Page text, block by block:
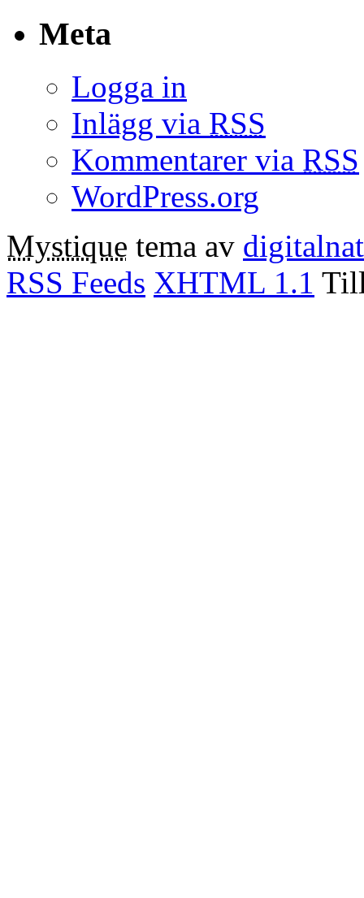
Meta
Logga in
Inlägg via RSS
Kommentarer via RSS
WordPress.org
Mystique tema av
RSS Feeds XHTML 1.1